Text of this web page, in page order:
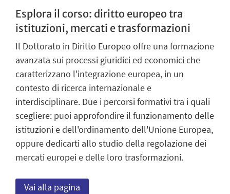
Esplora il corso: diritto europeo tra
istituzioni, mercati e trasformazioni
Il Dottorato in Diritto Europeo offre una formazione
avanzata sui processi giuridici ed economici che
caratterizzano l'integrazione europea, in un
contesto di ricerca internazionale e
interdisciplinare. Due i percorsi formativi tra i quali
scegliere: puoi approfondire il funzionamento delle
istituzioni e dell'ordinamento dell'Unione Europea,
oppure dedicarti allo studio della regolazione dei
mercati europei e delle loro trasformazioni.
Vai alla pagina